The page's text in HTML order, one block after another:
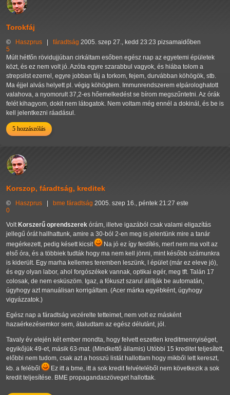
Torokfáj
© Haszprus | fáradtság 2005. szep 27., kedd 23:23 pizsamaidőben
5
Múlt hétfőn rövidujjúban cirkáltam esőben egész nap az egyetemi épületek
közt, és ez nem volt jó. Azóta egyre szarabbul vagyok, és hiába tolom a
strepsilst ezerrel, egyre jobban fáj a torkom, fejem, durvábban köhögök, stb.
Ma éjjel alvás helyett pl. végig köhögtem. Immunrendszerem elpárologhatott
valahova, a nyomorult 37,2-es hőemelkedést se bírom megszűntetni. Az órák
felét kihagyom, dokit nem látogatok. Nem voltam még ennél a dokinál, és be is
kell jelentkezni ráadásul.
5 hozzászólás
Korszop, fáradtság, kreditek
© Haszprus | bme fáradtság 2005. szep 16., péntek 21:27 este
0
Volt Korszerű oprendszerek órám, illetve igazából csak valami eligazítás
jellegű órát hallhattunk, amire a 30-ból 2-en meg is jelentünk mire a tanár
megérkezett, pedig késett kicsit
Na jó ez így ferdítés, mert nem ma volt az
első óra, és a többiek tudták hogy ma nem kell jönni, mint később számunkra
is kiderült. Egy marha kellemes teremben leszünk, I épület (már ez eleve jó),
és egy olyan labor, ahol forgószékek vannak, optikai egér, meg tft. Talán 17
colosak, de nem esküszöm. Igaz, a fókuszt szarul állítják be automatán,
úgyhogy azt manuálisan korrigáltam. (Acer márka egyébként, úgyhogy
vigyázzatok.)
Egész nap a fáradtság vezérelte tetteimet, nem volt ez másként
hazaérkezésemkor sem, átaludtam az egész délutánt, jól.
Tavaly év elején két ember mondta, hogy felvett eszetlen kreditmennyiséget,
egyikőjük 49-et, másik 63-mat. (Mindkettő államis) Utóbbi 15 kreditet teljesített,
előbbi nem tudom, csak azt a hosszú listát hallottam hogy mikből lett kereszt,
kb. a feléből
Ez itt a bme, itt a sok kredit felvételéből nem következik a sok
kredit teljesítése. BME propagandaszöveget hallottak.